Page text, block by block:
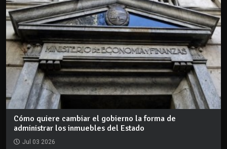
Cómo quiere cambiar el gobierno la forma de
administrar los inmuebles del Estado
Jul 03 2026